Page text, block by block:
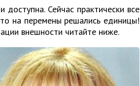
доступна. Сейчас практически все
на перемены решались единицы!
внешности читайте ниже.